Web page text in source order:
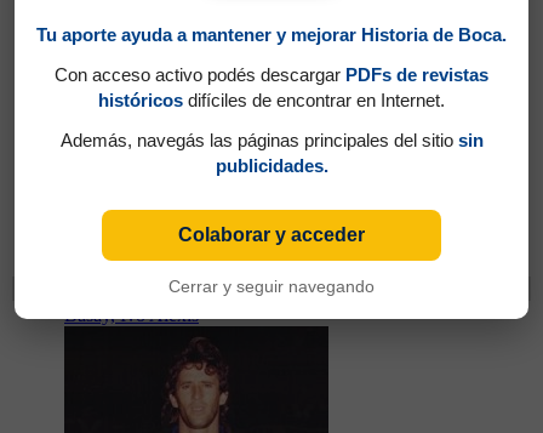
Partidos jugados por John Jairo Tréllez en Torneo
Cambios
Basay, Ivo Alexis
Tu aporte ayuda a mantener y mejorar Historia de Boca.
Con acceso activo podés descargar PDFs de revistas
históricos difíciles de encontrar en Internet.
Además, navegás las páginas principales del sitio sin
publicidades.
Colaborar y acceder
Cerrar y seguir navegando